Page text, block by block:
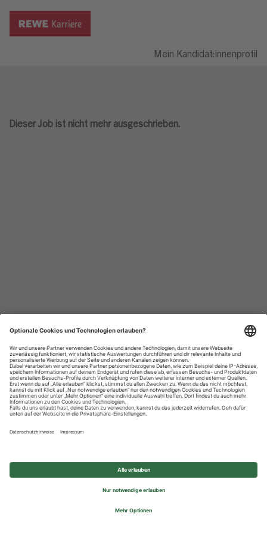
Mein Kandidat:innenprofil
Dieser Job ist nicht mehr ausgeschrieben.
Datenschutzhinweise
Impressum
Privatsphäre-Einstellungen
© 2026 REWE Group - All rights reserved